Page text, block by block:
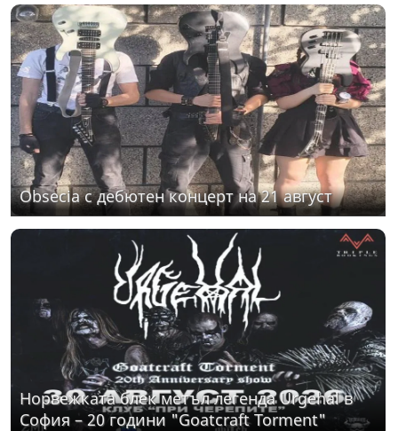
Obsecia с дебютен концерт на 21 август
Норвежката блек метъл легенда Urgehal в
София – 20 години "Goatcraft Torment"